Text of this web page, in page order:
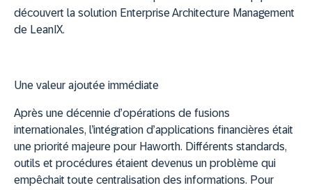
découvert la solution Enterprise Architecture Management
de LeanIX.
Une valeur ajoutée immédiate
Après une décennie d’opérations de fusions
internationales, l’intégration d’applications financières était
une priorité majeure pour Haworth. Différents standards,
outils et procédures étaient devenus un problème qui
empêchait toute centralisation des informations. Pour